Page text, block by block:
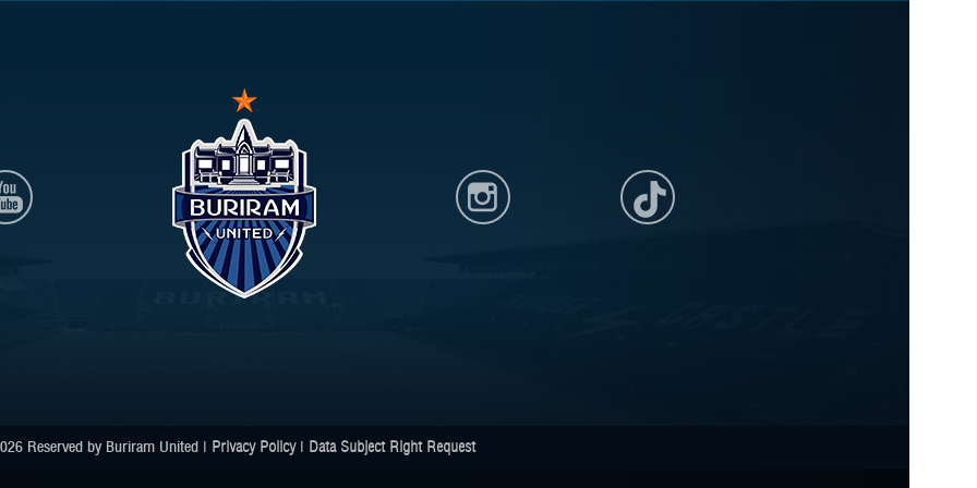
Reserved by Buriram United | Privacy Policy| Data Subject Right Request